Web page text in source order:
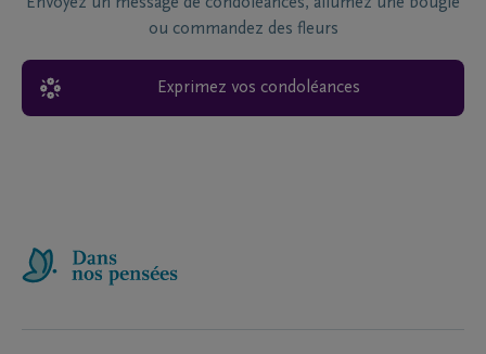
Envoyez un message de condoléances, allumez une bougie
ou commandez des fleurs
Exprimez vos condoléances